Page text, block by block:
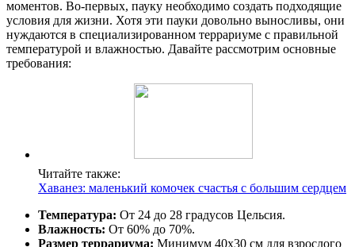
моментов. Во-первых, пауку необходимо создать подходящие
условия для жизни. Хотя эти пауки довольно выносливы, они
нуждаются в специализированном террариуме с правильной
температурой и влажностью. Давайте рассмотрим основные
требования:
Читайте также:
Хаванез: маленький комочек счастья с большим сердцем
Температура: От 24 до 28 градусов Цельсия.
Влажность: От 60% до 70%.
Размер террариума: Минимум 40х30 см для взрослого